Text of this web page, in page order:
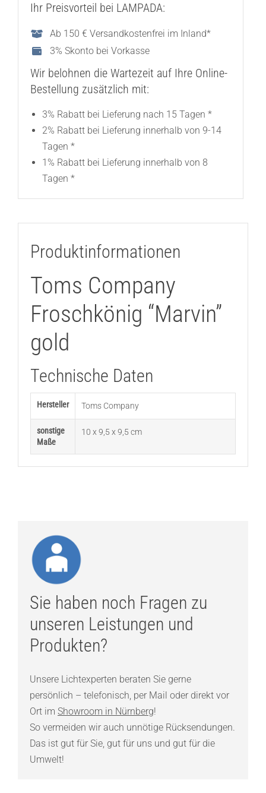
Ihr Preisvorteil bei LAMPADA:
Ab 150 € Versandkostenfrei im Inland*
3% Skonto bei Vorkasse
Wir belohnen die Wartezeit auf Ihre Online-
Bestellung zusätzlich mit:
3% Rabatt bei Lieferung nach 15 Tagen *
2% Rabatt bei Lieferung innerhalb von 9-14
Tagen *
1% Rabatt bei Lieferung innerhalb von 8
Tagen *
Produktinformationen
Toms Company
Froschkönig “Marvin”
gold
Technische Daten
Hersteller Toms Company
sonstige
Maße
10 x 9,5 x 9,5 cm
Sie haben noch Fragen zu
unseren Leistungen und
Produkten?
Unsere Lichtexperten beraten Sie gerne
persönlich – telefonisch, per Mail oder direkt vor
Ort im Showroom in Nürnberg!
So vermeiden wir auch unnötige Rücksendungen.
Das ist gut für Sie, gut für uns und gut für die
Umwelt!